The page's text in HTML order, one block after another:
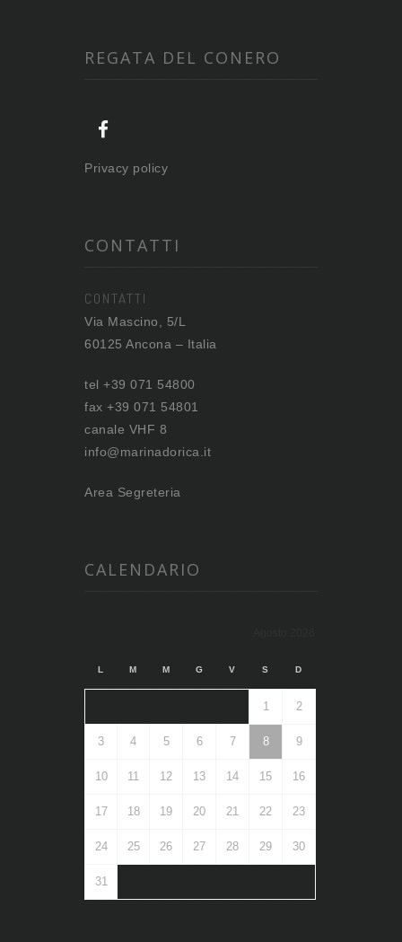
REGATA DEL CONERO
Privacy policy
CONTATTI
CONTATTI
Via Mascino, 5/L
60125 Ancona – Italia
tel +39 071 54800
fax +39 071 54801
canale VHF 8
info@marinadorica.it
Area Segreteria
CALENDARIO
L M M G V S D
1 2
3 4 5 6 7 8 9
10 11 12 13 14 15 16
17 18 19 20 21 22 23
24 25 26 27 28 29 30
31